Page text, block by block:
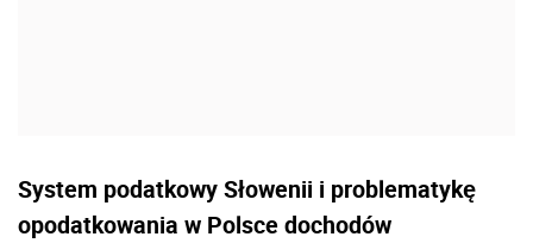
System podatkowy Słowenii i problematykę
opodatkowania w Polsce dochodów